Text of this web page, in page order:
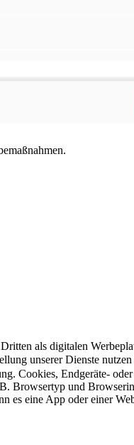
als digitalen
unserer Dienste
Cookies, Endgeräte-
Browsertyp und
es eine App oder einer